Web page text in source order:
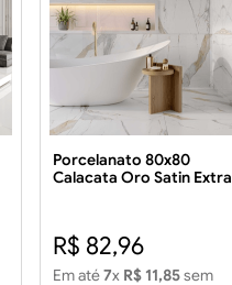
Porcelanato 80x80
Calacata Oro Satin Extra
R$ 82,96
Em até7x R$ 11,85sem